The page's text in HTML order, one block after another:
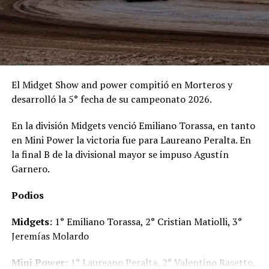
El Midget Show and power compitió en Morteros y
desarrolló la 5° fecha de su campeonato 2026.
En la división Midgets venció Emiliano Torassa, en tanto
en Mini Power la victoria fue para Laureano Peralta. En
la final B de la divisional mayor se impuso Agustín
Garnero.
Podios
Midgets: 1° Emiliano Torassa, 2° Cristian Matiolli, 3°
Jeremías Molardo
Mini Power: 1° Laureano Peralta, 2° Valentino Rasetto,